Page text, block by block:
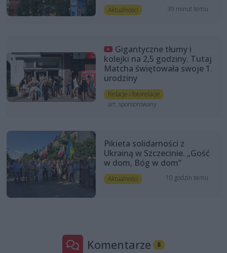
Aktualności 39 minut temu
Gigantyczne tłumy i
kolejki na 2,5 godziny. Tutaj
Matcha świętowała swoje 1.
urodziny
Relacje i fotorelacje
art. sponsorowany
Pikieta solidarności z
Ukrainą w Szczecinie. „Gość
w dom, Bóg w dom”
Aktualności 10 godzin temu
Komentarze 8